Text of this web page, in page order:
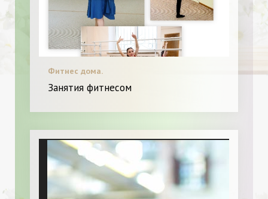
Фитнес дома.
Занятия фитнесом